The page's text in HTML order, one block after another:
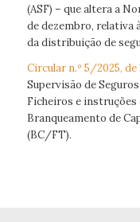
(ASF) – que altera a
de dezembro, relativa
da distribuição de
Circular n.º 5/2025, de
Supervisão de
Ficheiros e
Branqueamento de
(BC/FT).